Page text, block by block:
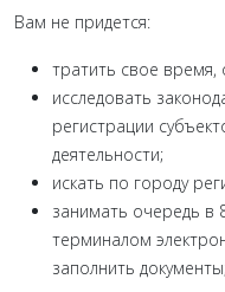
Вам не придется:
тратить свое время,
исследовать
регистрации
деятельности;
искать по городу
занимать очередь в
терминалом
заполнить